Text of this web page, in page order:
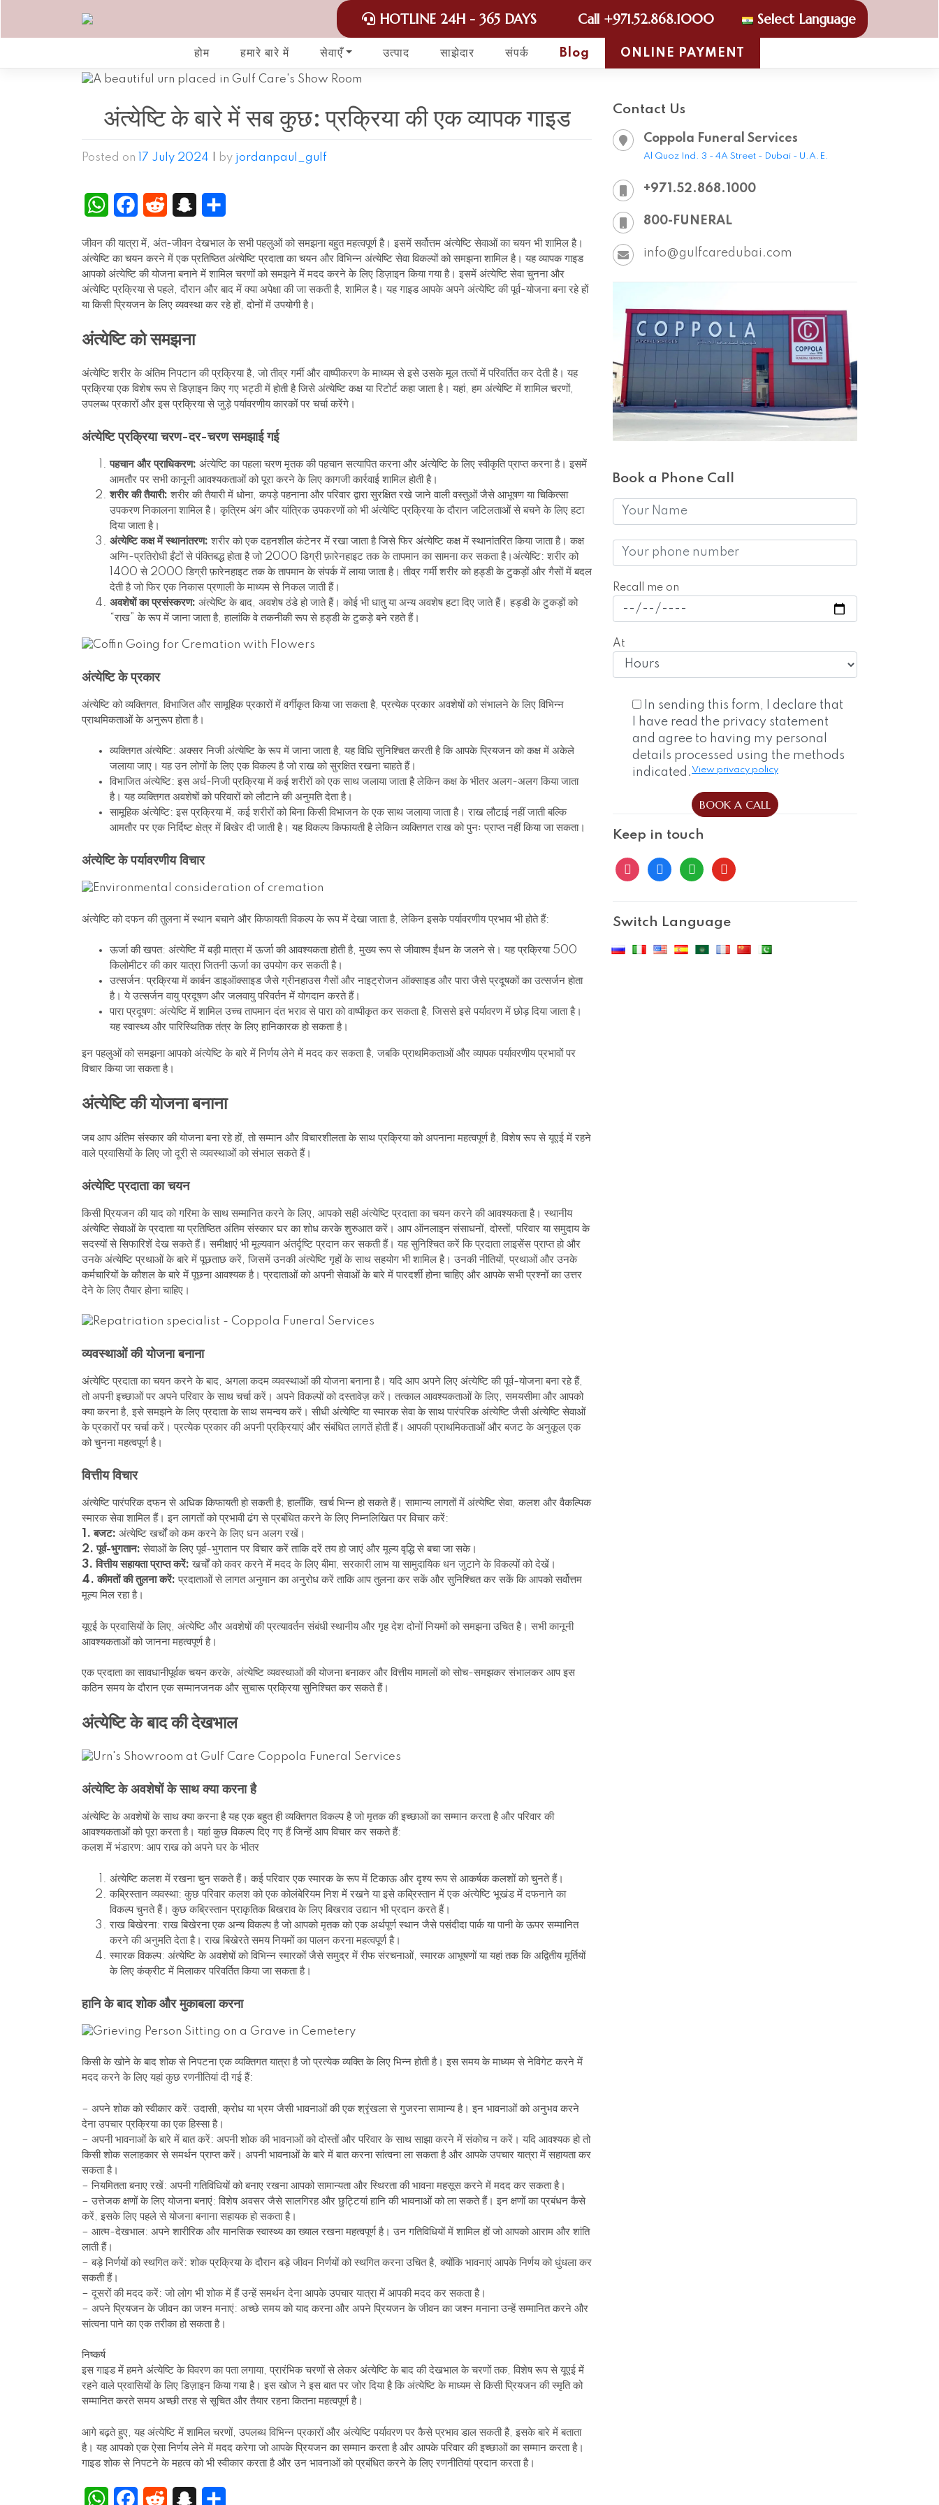
content
HOTLINE 24H - 365 DAYS Call +971.52.868.1000 Select Language
होम हमारे बारे में सेवाएँ उत्पाद साझेदार संपर्क Blog ONLINE PAYMENT
अंत्येष्टि के बारे में सब कुछ: प्रक्रिया की एक व्यापक गाइड
Posted on 17 July 2024 by jordanpaul_gulf
WhatsAppFacebook
Reddit Snapchat
जीवन की यात्रा में, अंत-जीवन देखभाल के सभी पहलुओं को समझना बहुत महत्वपूर्ण है। इसमें सर्वोत्तम अंत्येष्टि सेवाओं का चयन भी शामिल है।
अंत्येष्टि का चयन करने में एक प्रतिष्ठित अंत्येष्टि प्रदाता का चयन और विभिन्न अंत्येष्टि सेवा विकल्पों को समझना शामिल है। यह व्यापक गाइड
आपको अंत्येष्टि की योजना बनाने में शामिल चरणों को समझने में मदद करने के लिए डिज़ाइन किया गया है। इसमें अंत्येष्टि सेवा चुनना और
अंत्येष्टि प्रक्रिया से पहले, दौरान और बाद में क्या अपेक्षा की जा सकती है, शामिल है। यह गाइड आपके अपने अंत्येष्टि की पूर्व-योजना बना रहे हों
या किसी प्रियजन के लिए व्यवस्था कर रहे हों, दोनों में उपयोगी है।
अंत्येष्टि को समझना
अंत्येष्टि शरीर के अंतिम निपटान की प्रक्रिया है, जो तीव्र गर्मी और वाष्पीकरण के माध्यम से इसे उसके मूल तत्वों में परिवर्तित कर देती है। यह
प्रक्रिया एक विशेष रूप से डिज़ाइन किए गए भट्ठी में होती है जिसे अंत्येष्टि कक्ष या रिटोर्ट कहा जाता है। यहां, हम अंत्येष्टि में शामिल चरणों,
उपलब्ध प्रकारों और इस प्रक्रिया से जुड़े पर्यावरणीय कारकों पर चर्चा करेंगे।
अंत्येष्टि प्रक्रिया चरण-दर-चरण समझाई गई
पहचान और प्राधिकरण: अंत्येष्टि का पहला चरण मृतक की पहचान सत्यापित करना और अंत्येष्टि के लिए स्वीकृति प्राप्त करना है। इसमें
आमतौर पर सभी कानूनी आवश्यकताओं को पूरा करने के लिए कागजी कार्रवाई शामिल होती है।
शरीर की तैयारी: शरीर की तैयारी में धोना, कपड़े पहनाना और परिवार द्वारा सुरक्षित रखे जाने वाली वस्तुओं जैसे आभूषण या चिकित्सा
उपकरण निकालना शामिल है। कृत्रिम अंग और यांत्रिक उपकरणों को भी अंत्येष्टि प्रक्रिया के दौरान जटिलताओं से बचने के लिए हटा
दिया जाता है।
अंत्येष्टि कक्ष में स्थानांतरण: शरीर को एक दहनशील कंटेनर में रखा जाता है जिसे फिर अंत्येष्टि कक्ष में स्थानांतरित किया जाता है। कक्ष
अग्नि-प्रतिरोधी ईंटों से पंक्तिबद्ध होता है जो 2000 डिग्री फ़ारेनहाइट तक के तापमान का सामना कर सकता है।अंत्येष्टि: शरीर को
1400 से 2000 डिग्री फ़ारेनहाइट तक के तापमान के संपर्क में लाया जाता है। तीव्र गर्मी शरीर को हड्डी के टुकड़ों और गैसों में बदल
देती है जो फिर एक निकास प्रणाली के माध्यम से निकल जाती हैं।
अवशेषों का प्रसंस्करण: अंत्येष्टि के बाद, अवशेष ठंडे हो जाते हैं। कोई भी धातु या अन्य अवशेष हटा दिए जाते हैं। हड्डी के टुकड़ों को
“राख” के रूप में जाना जाता है, हालांकि वे तकनीकी रूप से हड्डी के टुकड़े बने रहते हैं।
अंत्येष्टि के प्रकार
अंत्येष्टि को व्यक्तिगत, विभाजित और सामूहिक प्रकारों में वर्गीकृत किया जा सकता है, प्रत्येक प्रकार अवशेषों को संभालने के लिए विभिन्न
प्राथमिकताओं के अनुरूप होता है।
व्यक्तिगत अंत्येष्टि: अक्सर निजी अंत्येष्टि के रूप में जाना जाता है, यह विधि सुनिश्चित करती है कि आपके प्रियजन को कक्ष में अकेले
जलाया जाए। यह उन लोगों के लिए एक विकल्प है जो राख को सुरक्षित रखना चाहते हैं।
विभाजित अंत्येष्टि: इस अर्ध-निजी प्रक्रिया में कई शरीरों को एक साथ जलाया जाता है लेकिन कक्ष के भीतर अलग-अलग किया जाता
है। यह व्यक्तिगत अवशेषों को परिवारों को लौटाने की अनुमति देता है।
सामूहिक अंत्येष्टि: इस प्रक्रिया में, कई शरीरों को बिना किसी विभाजन के एक साथ जलाया जाता है। राख लौटाई नहीं जाती बल्कि
आमतौर पर एक निर्दिष्ट क्षेत्र में बिखेर दी जाती है। यह विकल्प किफायती है लेकिन व्यक्तिगत राख को पुनः प्राप्त नहीं किया जा सकता।
अंत्येष्टि के पर्यावरणीय विचार
अंत्येष्टि को दफन की तुलना में स्थान बचाने और किफायती विकल्प के रूप में देखा जाता है, लेकिन इसके पर्यावरणीय प्रभाव भी होते हैं:
ऊर्जा की खपत: अंत्येष्टि में बड़ी मात्रा में ऊर्जा की आवश्यकता होती है, मुख्य रूप से जीवाश्म ईंधन के जलने से। यह प्रक्रिया 500
किलोमीटर की कार यात्रा जितनी ऊर्जा का उपयोग कर सकती है।
उत्सर्जन: प्रक्रिया में कार्बन डाइऑक्साइड जैसे ग्रीनहाउस गैसों और नाइट्रोजन ऑक्साइड और पारा जैसे प्रदूषकों का उत्सर्जन होता
है। ये उत्सर्जन वायु प्रदूषण और जलवायु परिवर्तन में योगदान करते हैं।
पारा प्रदूषण: अंत्येष्टि में शामिल उच्च तापमान दंत भराव से पारा को वाष्पीकृत कर सकता है, जिससे इसे पर्यावरण में छोड़ दिया जाता है।
यह स्वास्थ्य और पारिस्थितिक तंत्र के लिए हानिकारक हो सकता है।
इन पहलुओं को समझना आपको अंत्येष्टि के बारे में निर्णय लेने में मदद कर सकता है, जबकि प्राथमिकताओं और व्यापक पर्यावरणीय प्रभावों पर
विचार किया जा सकता है।
अंत्येष्टि की योजना बनाना
जब आप अंतिम संस्कार की योजना बना रहे हों, तो सम्मान और विचारशीलता के साथ प्रक्रिया को अपनाना महत्वपूर्ण है, विशेष रूप से यूएई में रहने
वाले प्रवासियों के लिए जो दूरी से व्यवस्थाओं को संभाल सकते हैं।
अंत्येष्टि प्रदाता का चयन
किसी प्रियजन की याद को गरिमा के साथ सम्मानित करने के लिए, आपको सही अंत्येष्टि प्रदाता का चयन करने की आवश्यकता है। स्थानीय
अंत्येष्टि सेवाओं के प्रदाता या प्रतिष्ठित अंतिम संस्कार घर का शोध करके शुरुआत करें। आप ऑनलाइन संसाधनों, दोस्तों, परिवार या समुदाय के
सदस्यों से सिफारिशें देख सकते हैं। समीक्षाएं भी मूल्यवान अंतर्दृष्टि प्रदान कर सकती हैं। यह सुनिश्चित करें कि प्रदाता लाइसेंस प्राप्त हो और
उनके अंत्येष्टि प्रथाओं के बारे में पूछताछ करें, जिसमें उनकी अंत्येष्टि गृहों के साथ सहयोग भी शामिल है। उनकी नीतियों, प्रथाओं और उनके
कर्मचारियों के कौशल के बारे में पूछना आवश्यक है। प्रदाताओं को अपनी सेवाओं के बारे में पारदर्शी होना चाहिए और आपके सभी प्रश्नों का उत्तर
देने के लिए तैयार होना चाहिए।
व्यवस्थाओं की योजना बनाना
अंत्येष्टि प्रदाता का चयन करने के बाद, अगला कदम व्यवस्थाओं की योजना बनाना है। यदि आप अपने लिए अंत्येष्टि की पूर्व-योजना बना रहे हैं,
तो अपनी इच्छाओं पर अपने परिवार के साथ चर्चा करें। अपने विकल्पों को दस्तावेज़ करें। तत्काल आवश्यकताओं के लिए, समयसीमा और आपको
क्या करना है, इसे समझने के लिए प्रदाता के साथ समन्वय करें। सीधी अंत्येष्टि या स्मारक सेवा के साथ पारंपरिक अंत्येष्टि जैसी अंत्येष्टि सेवाओं
के प्रकारों पर चर्चा करें। प्रत्येक प्रकार की अपनी प्रक्रियाएं और संबंधित लागतें होती हैं। आपकी प्राथमिकताओं और बजट के अनुकूल एक
को चुनना महत्वपूर्ण है।
वित्तीय विचार
अंत्येष्टि पारंपरिक दफन से अधिक किफायती हो सकती है; हालाँकि, खर्च भिन्न हो सकते हैं। सामान्य लागतों में अंत्येष्टि सेवा, कलश और वैकल्पिक
स्मारक सेवा शामिल हैं। इन लागतों को प्रभावी ढंग से प्रबंधित करने के लिए निम्नलिखित पर विचार करें:
1. बजट: अंत्येष्टि खर्चों को कम करने के लिए धन अलग रखें।
2. पूर्व-भुगतान: सेवाओं के लिए पूर्व-भुगतान पर विचार करें ताकि दरें तय हो जाएं और मूल्य वृद्धि से बचा जा सके।
3. वित्तीय सहायता प्राप्त करें: खर्चों को कवर करने में मदद के लिए बीमा, सरकारी लाभ या सामुदायिक धन जुटाने के विकल्पों को देखें।
4. कीमतों की तुलना करें: प्रदाताओं से लागत अनुमान का अनुरोध करें ताकि आप तुलना कर सकें और सुनिश्चित कर सकें कि आपको सर्वोत्तम
मूल्य मिल रहा है।
यूएई के प्रवासियों के लिए, अंत्येष्टि और अवशेषों की प्रत्यावर्तन संबंधी स्थानीय और गृह देश दोनों नियमों को समझना उचित है। सभी कानूनी
आवश्यकताओं को जानना महत्वपूर्ण है।
एक प्रदाता का सावधानीपूर्वक चयन करके, अंत्येष्टि व्यवस्थाओं की योजना बनाकर और वित्तीय मामलों को सोच-समझकर संभालकर आप इस
कठिन समय के दौरान एक सम्मानजनक और सुचारू प्रक्रिया सुनिश्चित कर सकते हैं।
अंत्येष्टि के बाद की देखभाल
अंत्येष्टि के अवशेषों के साथ क्या करना है
अंत्येष्टि के अवशेषों के साथ क्या करना है यह एक बहुत ही व्यक्तिगत विकल्प है जो मृतक की इच्छाओं का सम्मान करता है और परिवार की
आवश्यकताओं को पूरा करता है। यहां कुछ विकल्प दिए गए हैं जिन्हें आप विचार कर सकते हैं:
कलश में भंडारण: आप राख को अपने घर के भीतर
अंत्येष्टि कलश में रखना चुन सकते हैं। कई परिवार एक स्मारक के रूप में टिकाऊ और दृश्य रूप से आकर्षक कलशों को चुनते हैं।
कब्रिस्तान व्यवस्था: कुछ परिवार कलश को एक कोलंबेरियम निश में रखने या इसे कब्रिस्तान में एक अंत्येष्टि भूखंड में दफनाने का
विकल्प चुनते हैं। कुछ कब्रिस्तान प्राकृतिक बिखराव के लिए बिखराव उद्यान भी प्रदान करते हैं।
राख बिखेरना: राख बिखेरना एक अन्य विकल्प है जो आपको मृतक को एक अर्थपूर्ण स्थान जैसे पसंदीदा पार्क या पानी के ऊपर सम्मानित
करने की अनुमति देता है। राख बिखेरते समय नियमों का पालन करना महत्वपूर्ण है।
स्मारक विकल्प: अंत्येष्टि के अवशेषों को विभिन्न स्मारकों जैसे समुद्र में रीफ संरचनाओं, स्मारक आभूषणों या यहां तक कि अद्वितीय मूर्तियों
के लिए कंक्रीट में मिलाकर परिवर्तित किया जा सकता है।
हानि के बाद शोक और मुकाबला करना
किसी के खोने के बाद शोक से निपटना एक व्यक्तिगत यात्रा है जो प्रत्येक व्यक्ति के लिए भिन्न होती है। इस समय के माध्यम से नेविगेट करने में
मदद करने के लिए यहां कुछ रणनीतियां दी गई हैं:
– अपने शोक को स्वीकार करें: उदासी, क्रोध या भ्रम जैसी भावनाओं की एक श्रृंखला से गुजरना सामान्य है। इन भावनाओं को अनुभव करने
देना उपचार प्रक्रिया का एक हिस्सा है।
– अपनी भावनाओं के बारे में बात करें: अपनी शोक की भावनाओं को दोस्तों और परिवार के साथ साझा करने में संकोच न करें। यदि आवश्यक हो तो
किसी शोक सलाहकार से समर्थन प्राप्त करें। अपनी भावनाओं के बारे में बात करना सांत्वना ला सकता है और आपके उपचार यात्रा में सहायता कर
सकता है।
– नियमितता बनाए रखें: अपनी गतिविधियों को बनाए रखना आपको सामान्यता और स्थिरता की भावना महसूस करने में मदद कर सकता है।
– उत्तेजक क्षणों के लिए योजना बनाएं: विशेष अवसर जैसे सालगिरह और छुट्टियां हानि की भावनाओं को ला सकते हैं। इन क्षणों का प्रबंधन कैसे
करें, इसके लिए पहले से योजना बनाना सहायक हो सकता है।
– आत्म-देखभाल: अपने शारीरिक और मानसिक स्वास्थ्य का ख्याल रखना महत्वपूर्ण है। उन गतिविधियों में शामिल हों जो आपको आराम और शांति
लाती हैं।
– बड़े निर्णयों को स्थगित करें: शोक प्रक्रिया के दौरान बड़े जीवन निर्णयों को स्थगित करना उचित है, क्योंकि भावनाएं आपके निर्णय को धुंधला कर
सकती हैं।
– दूसरों की मदद करें: जो लोग भी शोक में हैं उन्हें समर्थन देना आपके उपचार यात्रा में आपकी मदद कर सकता है।
– अपने प्रियजन के जीवन का जश्न मनाएं: अच्छे समय को याद करना और अपने प्रियजन के जीवन का जश्न मनाना उन्हें सम्मानित करने और
सांत्वना पाने का एक तरीका हो सकता है।
निष्कर्ष
इस गाइड में हमने अंत्येष्टि के विवरण का पता लगाया, प्रारंभिक चरणों से लेकर अंत्येष्टि के बाद की देखभाल के चरणों तक, विशेष रूप से यूएई में
रहने वाले प्रवासियों के लिए डिज़ाइन किया गया है। इस खोज ने इस बात पर जोर दिया है कि अंत्येष्टि के माध्यम से किसी प्रियजन की स्मृति को
सम्मानित करते समय अच्छी तरह से सूचित और तैयार रहना कितना महत्वपूर्ण है।
आगे बढ़ते हुए, यह अंत्येष्टि में शामिल चरणों, उपलब्ध विभिन्न प्रकारों और अंत्येष्टि पर्यावरण पर कैसे प्रभाव डाल सकती है, इसके बारे में बताता
है। यह आपको एक ऐसा निर्णय लेने में मदद करेगा जो आपके प्रियजन का सम्मान करता है और आपके परिवार की इच्छाओं का सम्मान करता है।
गाइड शोक से निपटने के महत्व को भी स्वीकार करता है और उन भावनाओं को प्रबंधित करने के लिए रणनीतियां प्रदान करता है।
WhatsAppFacebook
Reddit Snapchat
Contact Us
Coppola Funeral Services
Al Quoz Ind. 3 - 4A Street - Dubai - U.A.E.
+971.52.868.1000
800-FUNERAL
info@gulfcaredubai.com
Book a Phone Call
Recall me on
At
In sending this form, I declare that
I have read the privacy statement
and agree to having my personal
details processed using the methods
indicated.View privacy policy
Keep in touch
instagramfacebookwhatsapp
youtube
Switch Language